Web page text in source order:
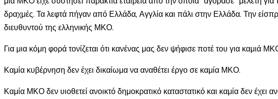
δραχμές. Τα λεφτά πήγαν από Ελλάδα, Αγγλία και πάλι στην Ελλάδα. Την
διευθυντού της ελληνικής ΜΚΟ.
Για μια κόμη φορά τονίζεται ότι κανένας μας δεν ψήφισε ποτέ του για καμιά
Καμία κυβέρνηση δεν έχει δικαίωμα να αναθέτει έργο σε καμία ΜΚΟ.
Καμία ΜΚΟ δεν υιοθετεί ανοικτό δημοκρατικό καταστατικό και καμία δεν έχει